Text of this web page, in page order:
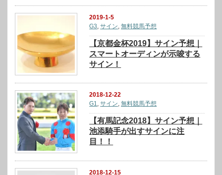
2019-1-5
G3,サイン,無料競馬予想
【京都金杯2019】サイン予想｜
スマートオーディンが示唆する
サイン！
2018-12-22
G1,サイン,無料競馬予想
【有馬記念2018】サイン予想｜
池添騎手が出すサインに注
目！！
2018-12-15